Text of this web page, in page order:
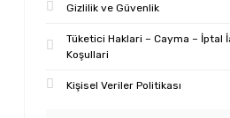
Gizlilik ve Güvenlik
Tüketici Haklari – Cayma – İptal
Koşullari
Kişisel Veriler Politikası